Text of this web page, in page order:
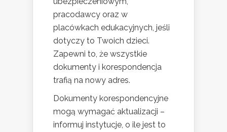
pracodawcy oraz w
placówkach edukacyjnych, jeśli
dotyczy to Twoich dzieci.
Zapewni to, że wszystkie
dokumenty i korespondencja
trafią na nowy adres.
Dokumenty korespondencyjne
mogą wymagać aktualizacji –
informuj instytucje, o ile jest to